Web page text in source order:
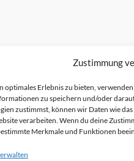
Zustimmung
optimales Erlebnis zu bieten,
zu speichern und/oder
zustimmst, können wir Daten wie
verarbeiten. Wenn du deine
Merkmale und Funktionen